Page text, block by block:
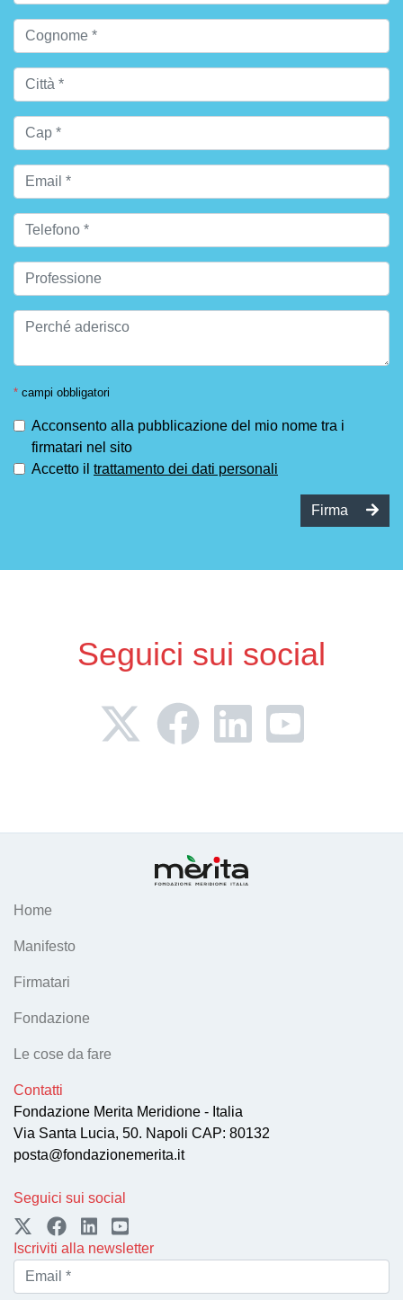
* campi obbligatori
Acconsento alla pubblicazione del mio nome tra i
firmatari nel sito
Accetto il trattamento dei dati personali
Firma
Seguici sui social
Home
Manifesto
Firmatari
Fondazione
Le cose da fare
Contatti
Fondazione Merita Meridione - Italia
Via Santa Lucia, 50. Napoli CAP: 80132
posta@fondazionemerita.it
Seguici sui social
Iscriviti alla newsletter